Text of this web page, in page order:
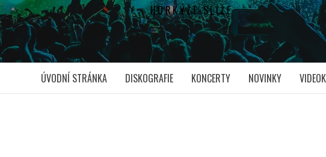
HORKÝŽE SLÍŽE
ÚVODNÍ STRÁNKA DISKOGRAFIE KONCERTY NOVINKY